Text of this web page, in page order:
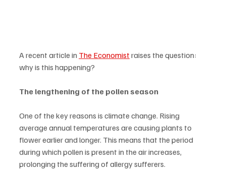
A recent article in The Economist raises the question:
why is this happening?
The lengthening of the pollen season
One of the key reasons is climate change. Rising
average annual temperatures are causing plants to
flower earlier and longer. This means that the period
during which pollen is present in the air increases,
prolonging the suffering of allergy sufferers.